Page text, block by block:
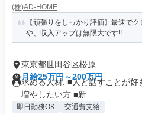
ンバー募集!!
(株)AD‐HOME
【頑張りをしっかり評価】最速で
や、収入アップは無限大です!!
東京都世田谷区松原
月給25万円～200万円
求める人材: ■人と話すことが
増やしたい方 ■新...
即日勤務OK 交通費支給